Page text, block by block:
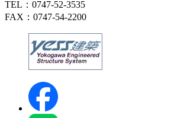
TEL：0747-52-3535
FAX：0747-54-2200